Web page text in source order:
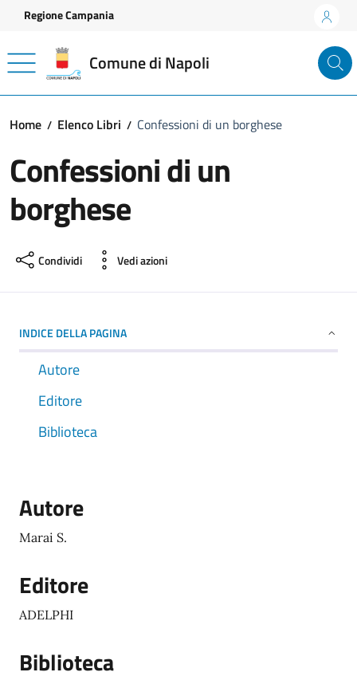
Vai ai contenuti
Vai al footer
Regione Campania
Comune di Napoli
Home Elenco Libri Confessioni di un borghese
Confessioni di un
borghese
Condividi Vedi azioni
INDICE DELLA PAGINA
Autore
Editore
Biblioteca
Autore
Marai S.
Editore
ADELPHI
Biblioteca